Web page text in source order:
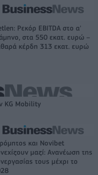
Ρεκόρ EBITDA στο α'
στα 550 εκατ. ευρώ –
κέρδη 313 εκατ. ευρώ
KG Mobility
και Novibet
μαζί: Ανανέωση της
τους μέχρι το